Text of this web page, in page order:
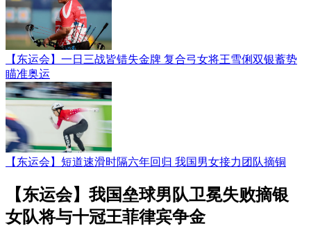
【东运会】一日三战皆错失金牌 复合弓女将王雪俐双银蓄势
瞄准奥运
【东运会】短道速滑时隔六年回归 我国男女接力团队摘铜
【东运会】我国垒球男队卫冕失败摘银
女队将与十冠王菲律宾争金